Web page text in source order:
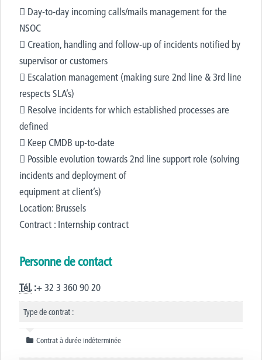
 Day-to-day incoming calls/mails management for the
NSOC
 Creation, handling and follow-up of incidents notified by
supervisor or customers
 Escalation management (making sure 2nd line & 3rd line
respects SLA’s)
 Resolve incidents for which established processes are
defined
 Keep CMDB up-to-date
 Possible evolution towards 2nd line support role (solving
incidents and deployment of
equipment at client’s)
Location: Brussels
Contract : Internship contract
Personne de contact
Tél.:+ 32 3 360 90 20
Type de contrat :
Contrat à durée indéterminée